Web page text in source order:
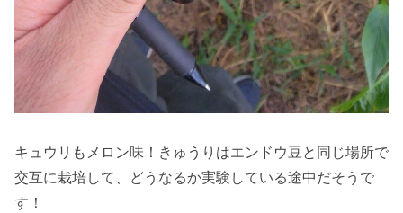
キュウリもメロン味！きゅうりはエンドウ豆と同じ場所で
交互に栽培して、どうなるか実験している途中だそうで
す！